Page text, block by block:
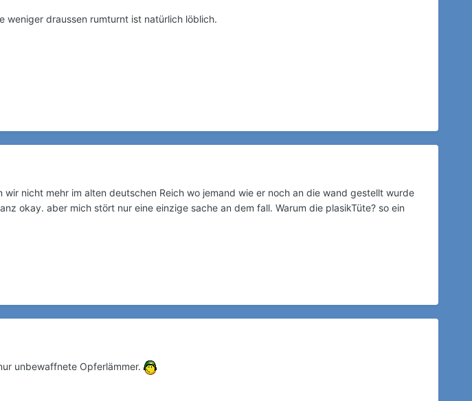
weniger draussen rumturnt ist natürlich löblich.
nicht mehr im alten deutschen Reich wo jemand wie er noch an die wand gestellt wurde
okay. aber mich stört nur eine einzige sache an dem fall. Warum die plasikTüte? so ein
unbewaffnete Opferlämmer.